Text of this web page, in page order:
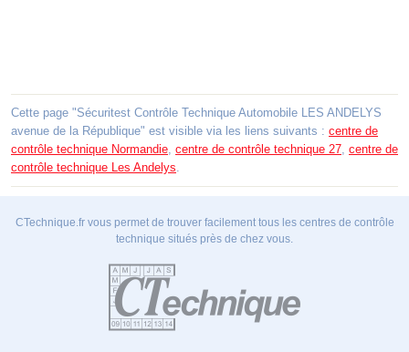
Cette page "Sécuritest Contrôle Technique Automobile LES ANDELYS
avenue de la République" est visible via les liens suivants : centre de
contrôle technique Normandie, centre de contrôle technique 27, centre de
contrôle technique Les Andelys.
CTechnique.fr vous permet de trouver facilement tous les centres de contrôle
technique situés près de chez vous.